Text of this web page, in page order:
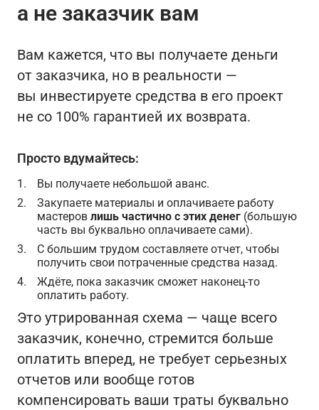
а не заказчик вам
Вам кажется, что вы получаете деньги
от заказчика, но в реальности —
вы инвестируете средства в его проект
не со 100% гарантией их возврата.
Просто вдумайтесь:
Вы получаете небольшой аванс.
Закупаете материалы и оплачиваете работу
мастеров лишь частично с этих денег (большую
часть вы буквально оплачиваете сами).
С большим трудом составляете отчет, чтобы
получить свои потраченные средства назад.
Ждёте, пока заказчик сможет наконец-то
оплатить работу.
Это утрированная схема — чаще всего
заказчик, конечно, стремится больше
оплатить вперед, не требует серьезных
отчетов или вообще готов
компенсировать ваши траты буквально